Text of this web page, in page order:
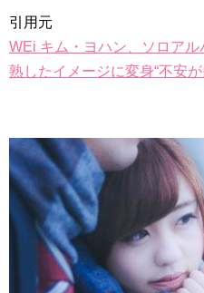
ョンら同僚芸能人から慰めの言
キム・レウォンの影絵遊
キングを一部公開（DVD-SET2
キム・ユジョン、美しい
いでしょ？” Big News TV
キム・ユジョン、新ドラ
定…“台本を見た瞬間惹かれた”
幻の王女チャミョンゴ エ
YUCHUN ♥ LOVE 15 「成
[Fan MV]七日の王妃(7일
리고 그려도 (Miss You In My
俳優カン・ギヨン、突然
か」出演で話題 Big News TV
引用元
WEi キム・ヨハン、ソロア
熟したイメージに変身“不安